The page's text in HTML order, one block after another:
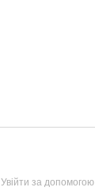
Увійти за допомогою